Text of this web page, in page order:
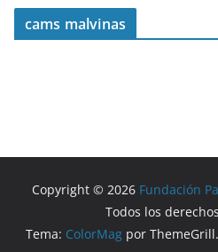
cams malvinas
Copyright © 2026 Fundación
Todos los
Tema: ColorMagpor